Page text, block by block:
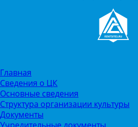
Главная
Сведения о ЦК
Основные сведения
Структура организации культуры
Документы
Учредительные документы